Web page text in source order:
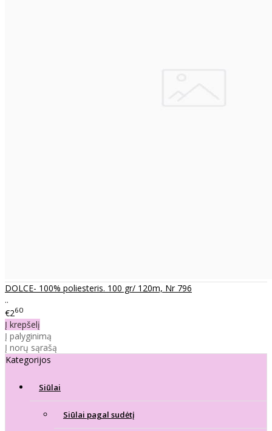
DOLCE- 100% poliesteris. 100 gr/ 120m, Nr 796
..
€260
Į krepšelį
Į palyginimą
Į norų sąrašą
Kategorijos
Siūlai
Siūlai pagal sudėtį